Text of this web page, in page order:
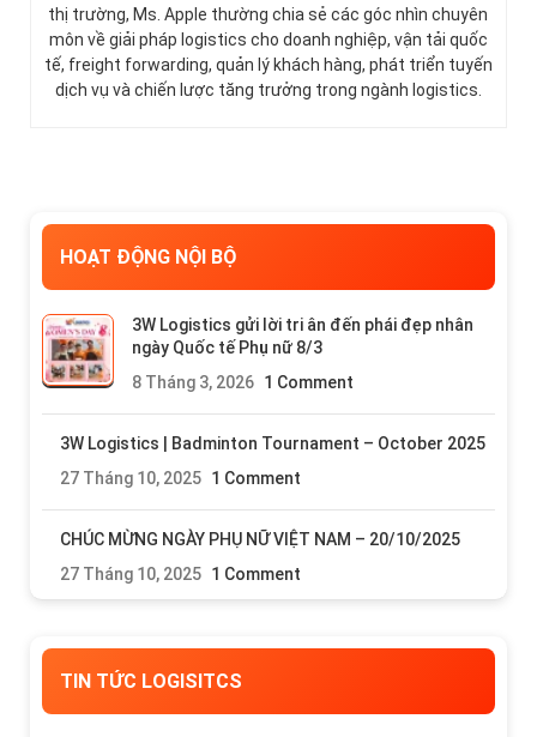
thị trường, Ms. Apple thường chia sẻ các góc nhìn chuyên
môn về giải pháp logistics cho doanh nghiệp, vận tải quốc
tế, freight forwarding, quản lý khách hàng, phát triển tuyến
dịch vụ và chiến lược tăng trưởng trong ngành logistics.
HOẠT ĐỘNG NỘI BỘ
3W Logistics gửi lời tri ân đến phái đẹp nhân
ngày Quốc tế Phụ nữ 8/3
8 Tháng 3, 2026 1 Comment
3W Logistics | Badminton Tournament – October 2025
27 Tháng 10, 2025 1 Comment
CHÚC MỪNG NGÀY PHỤ NỮ VIỆT NAM – 20/10/2025
27 Tháng 10, 2025 1 Comment
TIN TỨC LOGISITCS